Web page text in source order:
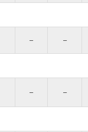
– –
– –